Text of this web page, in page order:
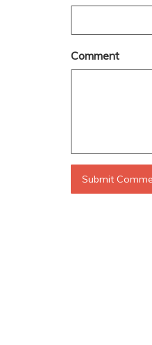
Comment